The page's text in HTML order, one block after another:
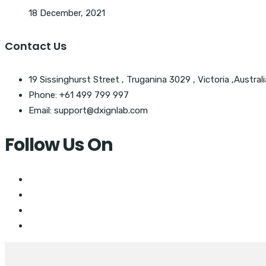
18 December, 2021
Contact Us
19 Sissinghurst Street , Truganina 3029 , Victoria
Phone: +61 499 799 997
Email: support@dxignlab.com
Follow Us On